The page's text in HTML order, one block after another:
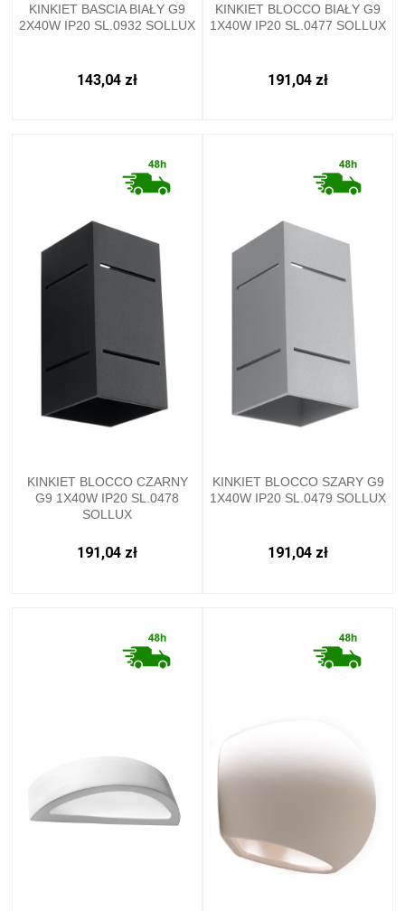
KINKIET BASCIA BIAŁY G9
2X40W IP20 SL.0932 SOLLUX
143,04 zł
KINKIET BLOCCO BIAŁY G9
1X40W IP20 SL.0477 SOLLUX
191,04 zł
KINKIET BLOCCO CZARNY
G9 1X40W IP20 SL.0478
SOLLUX
191,04 zł
KINKIET BLOCCO SZARY G9
1X40W IP20 SL.0479 SOLLUX
191,04 zł